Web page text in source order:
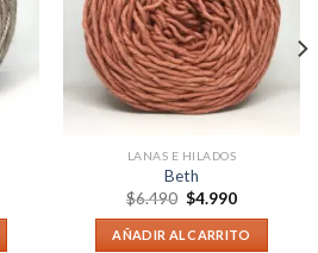
LANAS E HILADOS
Beth
$6.490 $4.990
AÑADIR AL CARRITO